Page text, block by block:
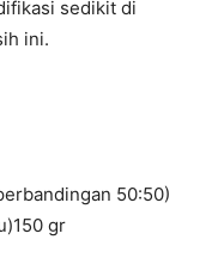
sedikit di
ini.
50:50)
gr